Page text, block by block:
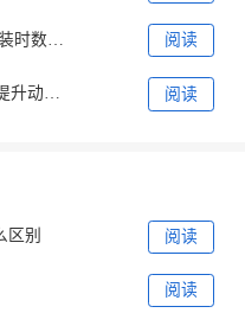
阅读
谷歌浏览器如何通过优化设置提升动态网页加载速度 阅读
区别 阅读
阅读